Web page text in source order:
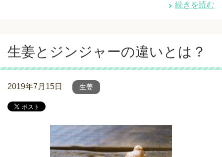
続きを読む
生姜とジンジャーの違いとは？
2019年7月15日 生姜